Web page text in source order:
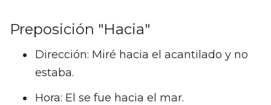
Preposición "Hacia"
Dirección: Miré hacia el acantilado y no
estaba.
Hora: El se fue hacia el mar.